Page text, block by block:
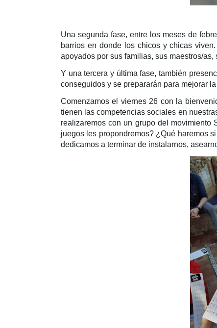
Una segunda fase, entre los meses de
barrios en donde los chicos y chicas
apoyados por sus familias, sus maestros/
Y una tercera y última fase, también
conseguidos y se prepararán para mejorar
Comenzamos el viernes 26 con la
tienen las competencias sociales en
realizaremos con un grupo del
juegos les propondremos? ¿Qué haremos
dedicamos a terminar de instalarnos,